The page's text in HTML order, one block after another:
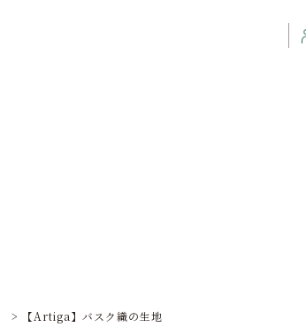
> 【Artiga】バスク織の生地